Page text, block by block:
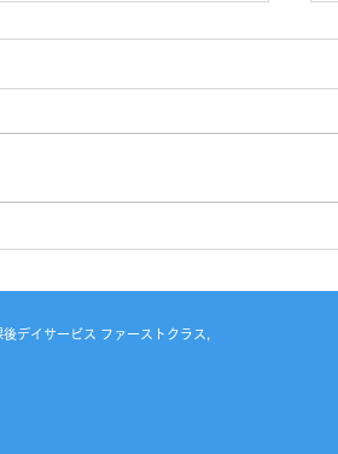
イサービス ファーストクラス,